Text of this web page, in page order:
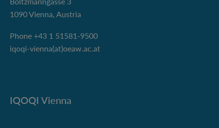
1090 Vienna, Austria
Phone +43 1 51581-9500
iqoqi-vienna(at)oeaw.ac.at
IQOQI Vienna